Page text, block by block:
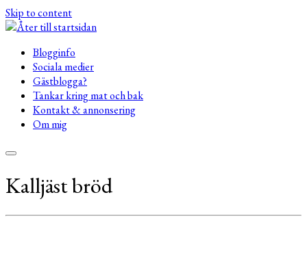
Skip to content
Blogginfo
Sociala medier
Gästblogga?
Tankar kring mat och bak
Kontakt & annonsering
Om mig
Kalljäst bröd